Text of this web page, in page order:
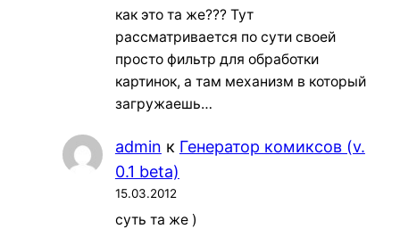
как это та же??? Тут
рассматривается по сути своей
просто фильтр для обработки
картинок, а там механизм в который
загружаешь…
admin к Генератор комиксов (v.
0.1 beta)
15.03.2012
суть та же )